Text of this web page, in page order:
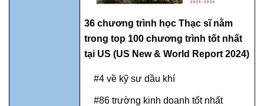
36 chương trình học Thạc sĩ nằm
trong top 100 chương trình tốt nhất
tại US (US New & World Report 2024)
#4 về kỹ sư dầu khí
#86 trường kinh doanh tốt nhất